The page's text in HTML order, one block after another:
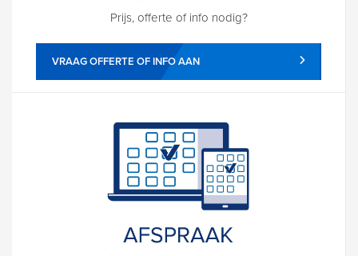
Prijs, offerte of info nodig?
VRAAG OFFERTE OF INFO AAN